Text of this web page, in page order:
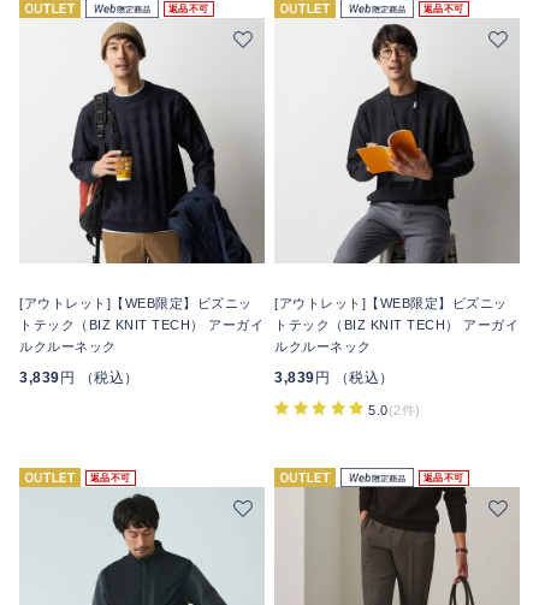
返品不可
[アウトレット]【WEB限定】ビズニッ
トテック（BIZ KNIT TECH） アーガイ
ルクルーネック
3,839 円 （税込）
返品不可
[アウトレット]【WEB限定】ビズニッ
トテック（BIZ KNIT TECH） アーガイ
ルクルーネック
3,839 円 （税込）
5.0(2件)
返品不可 返品不可